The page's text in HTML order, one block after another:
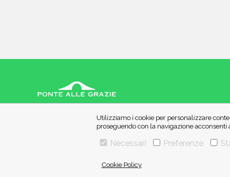
Utilizziamo i cookie per personalizzare
proseguendo con la navigazione acconsenti
Necessari Preferenze
Cookie Policy
VIA GHERARDINI 10 - 20145 MILANO
INFO@PONTEALLEGRAZIE.IT
ADRIANO SALANI EDITORE S.R.L.
Una casa editrice delGruppo editoriale Mauri Spagnol